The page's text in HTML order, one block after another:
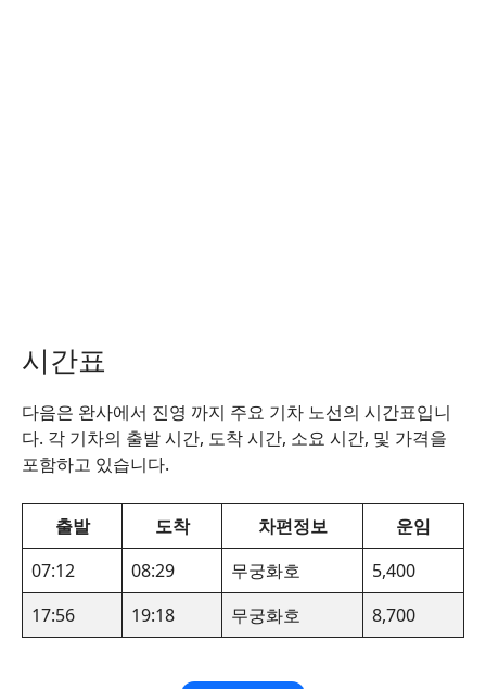
시간표
다음은 완사에서 진영 까지 주요 기차 노선의 시간표입니
다. 각 기차의 출발 시간, 도착 시간, 소요 시간, 및 가격을
포함하고 있습니다.
출발 도착 차편정보
운임
07:12
08:29 무궁화호
5,400
17:56
19:18 무궁화호 8,700